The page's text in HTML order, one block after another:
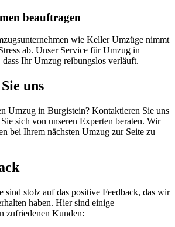
beauftragen
wie Keller Umzüge nimmt
ab. Unser Service für Umzug in
Ihr Umzug reibungslos verläuft.
uns
Umzug in Burgistein? Kontaktieren Sie uns
sich von unseren Experten beraten. Wir
bei Ihrem nächsten Umzug zur Seite zu
stolz auf das positive Feedback, das wir
haben. Hier sind einige
zufriedenen Kunden: